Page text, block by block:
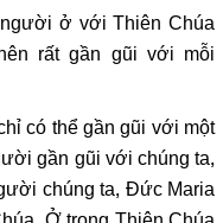
ở với Thiên Chúa
rất gần gũi với mỗi
có thể gần gũi với một
gần gũi với chúng ta,
chúng ta, Đức Maria